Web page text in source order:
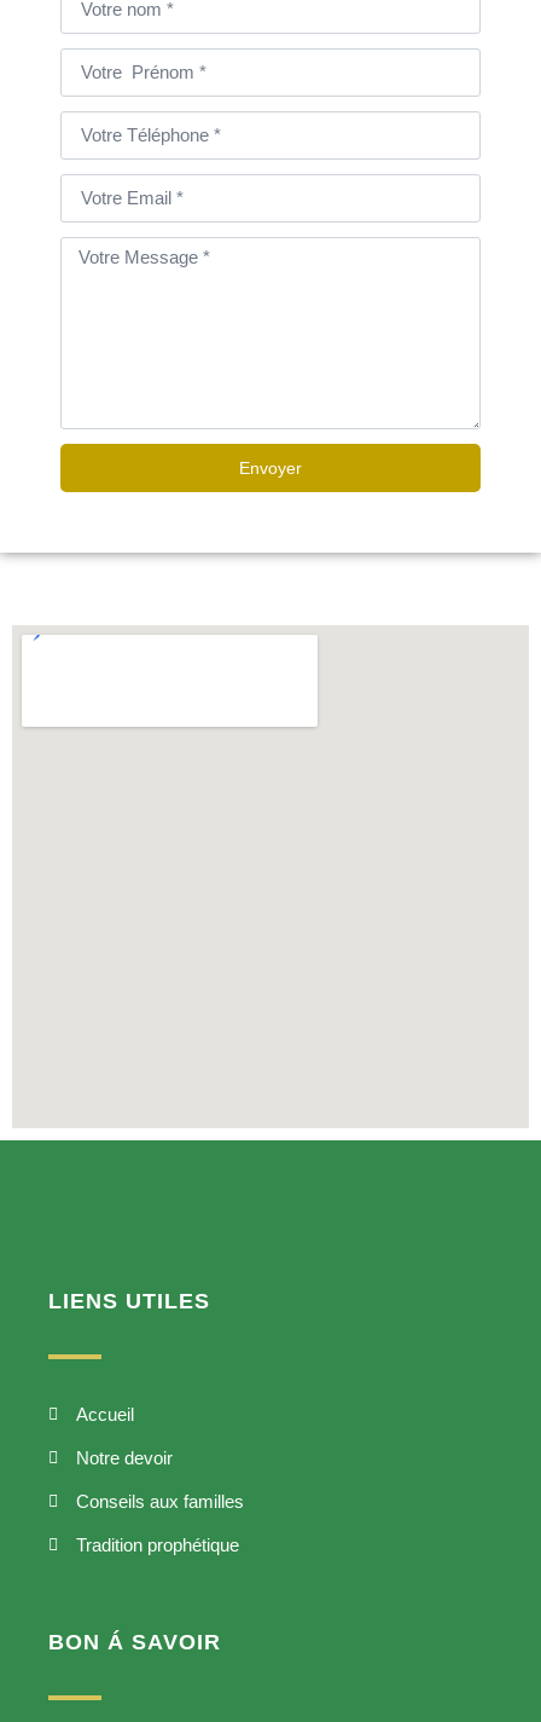
Envoyer
LIENS UTILES
Accueil
Notre devoir
Conseils aux familles
Tradition prophétique
BON Á SAVOIR